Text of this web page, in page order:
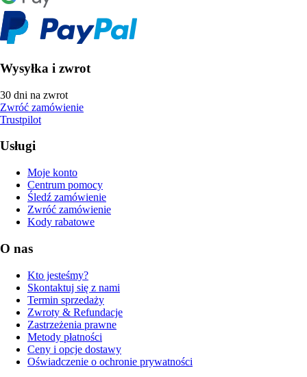
Wysyłka i zwrot
30 dni na zwrot
Zwróć zamówienie
Trustpilot
Usługi
Moje konto
Centrum pomocy
Śledź zamówienie
Zwróć zamówienie
Kody rabatowe
O nas
Kto jesteśmy?
Skontaktuj się z nami
Termin sprzedaży
Zwroty & Refundacje
Zastrzeżenia prawne
Metody płatności
Ceny i opcje dostawy
Oświadczenie o ochronie prywatności